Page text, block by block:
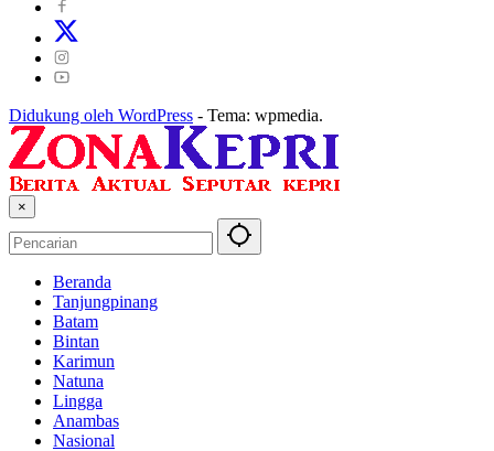
Didukung oleh WordPress - Tema: wpmedia.
×
Beranda
Tanjungpinang
Batam
Bintan
Karimun
Natuna
Lingga
Anambas
Nasional